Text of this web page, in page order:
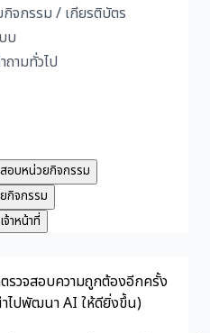
กิจกรรม / เกียรติบัตร
บ
ามทั่วไป
อบหน่วยกิจกรรม
กิจกรรม
าหน้าที่
รวจสอบความถูกต้องอีกครั้ง
ไปพัฒนา AI ให้ดียิ่งขึ้น)